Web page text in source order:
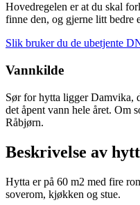
Hovedregelen er at du skal
finne den, og gjerne litt bedre
Slik bruker du de ubetjente
Vannkilde
Sør for hytta ligger Damvika,
det åpent vann hele året. Om
Råbjørn.
Beskrivelse av
Hytta er på 60 m2 med fire
soverom, kjøkken og stue.